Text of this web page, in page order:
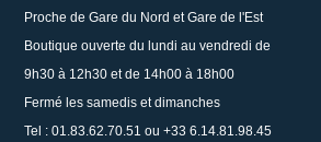
Proche de Gare du Nord et Gare de l'Est
Boutique ouverte du lundi au vendredi de
9h30 à 12h30 et de 14h00 à 18h00
Fermé les samedis et dimanches
Tel : 01.83.62.70.51 ou +33 6.14.81.98.45